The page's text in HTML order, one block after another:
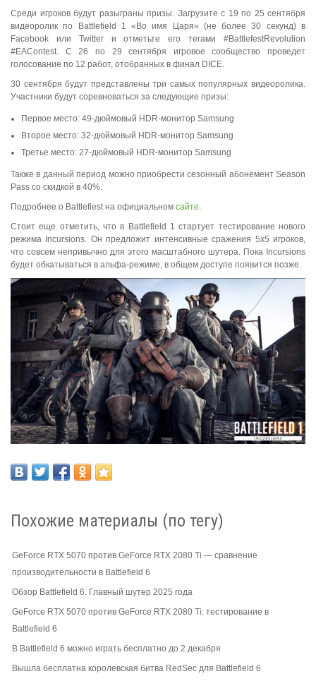
Среди игроков будут разыграны призы. Загрузите с 19 по 25 сентября
видеоролик по Battlefield 1 «Во имя Царя» (не более 30 секунд) в
Facebook или Twitter и отметьте его тегами #BattlefestRevolution
#EAContest. С 26 по 29 сентября игровое сообщество проведет
голосование по 12 работ, отобранных в финал DICE.
30 сентября будут представлены три самых популярных видеоролика.
Участники будут соревноваться за следующие призы:
Первое место: 49-дюймовый HDR-монитор Samsung
Второе место: 32-дюймовый HDR-монитор Samsung
Третье место: 27-дюймовый HDR-монитор Samsung
Также в данный период можно приобрести сезонный абонемент Season
Pass со скидкой в 40%.
Подробнее о Battlefiest на официальном сайте.
Стоит еще отметить, что в Battlefield 1 стартует тестирование нового
режима Incursions. Он предложит интенсивные сражения 5x5 игроков,
что совсем непривычно для этого масштабного шутера. Пока Incursions
будет обкатываться в альфа-режиме, в общем доступе появится позже.
Похожие материалы (по тегу)
GeForce RTX 5070 против GeForce RTX 2080 Ti — сравнение
производительности в Battlefield 6
Обзор Battlefield 6. Главный шутер 2025 года
GeForce RTX 5070 против GeForce RTX 2080 Ti: тестирование в
Battlefield 6
В Battlefield 6 можно играть бесплатно до 2 декабря
Вышла бесплатна королевская битва RedSec для Battlefield 6